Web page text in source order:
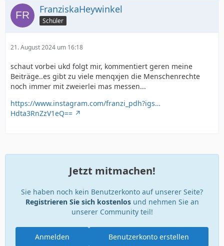
FranziskaHeywinkel
Schüler
21. August 2024 um 16:18
schaut vorbei ukd folgt mir, kommentiert geren meine
Beiträge..es gibt zu viele menqxjen die Menschenrechte
noch immer mit zweierlei mas messen...
https://www.instagram.com/franzi_pdh?igs…
Hdta3RnZzV1eQ==
Jetzt mitmachen!
Sie haben noch kein Benutzerkonto auf unserer Seite?
Registrieren Sie sich kostenlosund nehmen Sie an
unserer Community teil!
Benutzerkonto erstellen
Anmelden